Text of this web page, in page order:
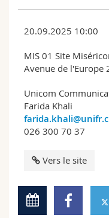
20.09.2025 10:00
MIS 01 Site
Avenue de l'Europe
Unicom
Farida Khali
026 300 70 37
Vers le site